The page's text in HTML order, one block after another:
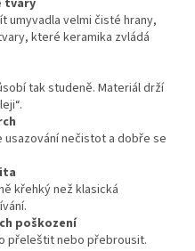
tvary
umyvadla velmi čisté hrany,
které keramika zvládá
tak studeně. Materiál drží
nečistot a dobře se
křehký než klasická
poškození
přeleštit nebo přebrousit.